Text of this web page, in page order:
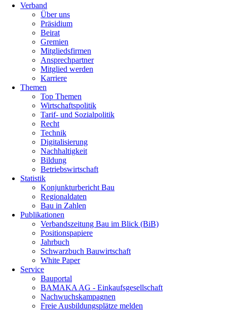
Verband
Über uns
Präsidium
Beirat
Gremien
Mitgliedsfirmen
Ansprechpartner
Mitglied werden
Karriere
Themen
Top Themen
Wirtschaftspolitik
Tarif- und Sozialpolitik
Recht
Technik
Digitalisierung
Nachhaltigkeit
Bildung
Betriebswirtschaft
Statistik
Konjunkturbericht Bau
Regionaldaten
Bau in Zahlen
Publikationen
Verbandszeitung Bau im Blick (BiB)
Positionspapiere
Jahrbuch
Schwarzbuch Bauwirtschaft
White Paper
Service
Bauportal
BAMAKA AG - Einkaufsgesellschaft
Nachwuchskampagnen
Freie Ausbildungsplätze melden